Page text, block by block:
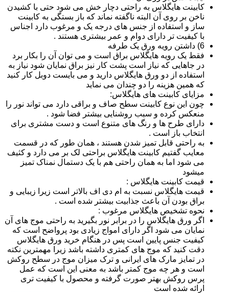
کابینت هایگلاس به راحتی دچار خش می شود حتی با کشیدن
ناخن بر روی آن البته ناگفته نماند که باز بستگی به کابینت
ساز و استفاده از جنس های درجه یک و مرغوب دارد اجناس
با کیفیت تر دارای دوام و عمر بیشتری هستند .
6) داشتن رویه ورق یک طرفه
فقط یک رویه هایگلاس براق است و می توان آن را بکار برد
در جاهایی که نیاز است پشت کار نیز براق نمایان شود نیاز به
استفاده از دو ورق هایگلاس دارید و می بایست دوبل کار کنید
که همین هزینه را دو چندان می نماید
مزایای کابینت های هایگلاس:
چون این نوع کابینت سطح صاف و براقی دارد می تواند نور را
منعکس کرده و سبب روشنایی بیشتر فضا شود .
دارای طرح ها و رنگ های متنوع است و دست مشتری برای
انتخاب باز است .
به راحتی قابل تمیز شدن هستند ، همان طور که در قسمت
معایب گفتیم کابینت هایگلاس براحتی لک بر می دارد و کثیف
می شود اما به همان راحتی هم با یک دستمال نمناک تمیز
میشود
قیمت کابینت هایگلاس :
قیمت هایگلاس نسبت به ام دی اف بالاتر است زیرا زیبایی و
براق بودن آن باعث جذابیت بیشتر شده است .
نحوه تشخیص هایگلاس مرغوب :
اگر ورق هایگلاس را در برابر نور بگیرید به راحتی موج های آن
نمایان می شود اگر دارای امواج زیادی بود پرواضح است که
کیفیت جنس پایین است پس در هنگام خرید ورق هایگلاس
دقت کنید که موج های کمتری داشته باشد زیرا مهمترین نکته
در تمایز مارک های ایرانی و ترک میزان موج در سطح روکش
است و هر چه موج کمتر باشد به معنی این است که عمل
پرس روکش بهتر صورت گرفته و محصول با کیفیت تری
ارائه شده است